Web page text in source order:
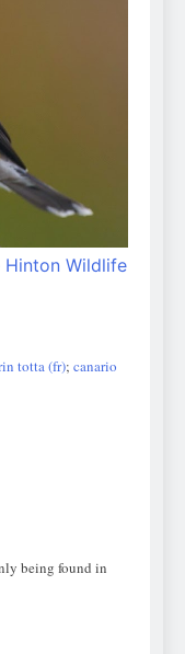
Hinton Wildlife
totta (fr); canario
being found in